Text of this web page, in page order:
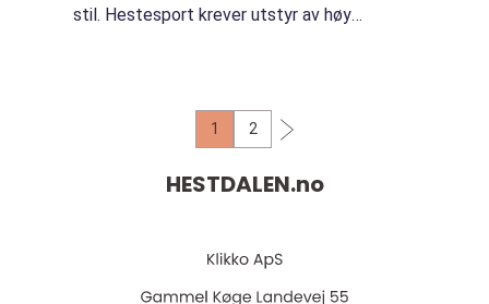
stil. Hestesport krever utstyr av høy
1 2
HESTDALEN.no